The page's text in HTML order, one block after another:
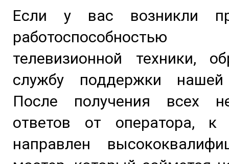
Если у вас возникли
телевизионной техники,
службу поддержки
После получения всех
ответов от оператора,
направлен